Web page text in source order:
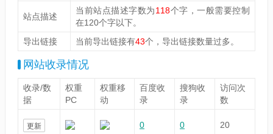
站点描述
当前站点描述字数为118个字，一般需要控制
在120个字以下。
导出链接
当前导出链接有43个，导出链接数量过多。
网站收录情况
收录/数
据
权重
PC
权重移
动
百度收
录
搜狗收
录
访问次
数
更新 0 0 20